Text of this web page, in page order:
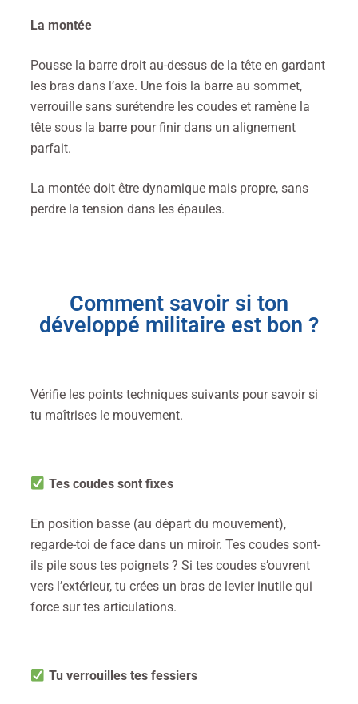
La montée
Pousse la barre droit au-dessus de la tête en gardant
les bras dans l’axe. Une fois la barre au sommet,
verrouille sans surétendre les coudes et ramène la
tête sous la barre pour finir dans un alignement
parfait.
La montée doit être dynamique mais propre, sans
perdre la tension dans les épaules.
Comment savoir si ton
développé militaire est bon ?
Vérifie les points techniques suivants pour savoir si
tu maîtrises le mouvement.
Tes coudes sont fixes
En position basse (au départ du mouvement),
regarde-toi de face dans un miroir. Tes coudes sont-
ils pile sous tes poignets ? Si tes coudes s’ouvrent
vers l’extérieur, tu crées un bras de levier inutile qui
force sur tes articulations.
Tu verrouilles tes fessiers